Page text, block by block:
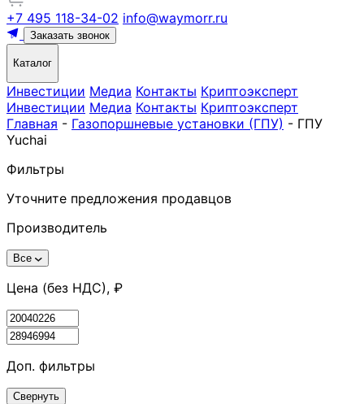
+7 495 118-34-02 info@waymorr.ru
Заказать звонок
Каталог
Инвестиции Медиа Контакты Криптоэксперт
Инвестиции Медиа Контакты Криптоэксперт
Главная - Газопоршневые установки (ГПУ) - ГПУ
Yuchai
Фильтры
Уточните предложения продавцов
Производитель
Все
Цена (без НДС), ₽
Доп. фильтры
Свернуть